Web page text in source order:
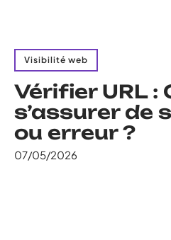
Visibilité web
Vérifier URL :
s’assurer de
ou erreur ?
07/05/2026